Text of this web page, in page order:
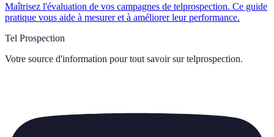
Maîtrisez l'évaluation de vos campagnes de telprospection. Ce guide
pratique vous aide à mesurer et à améliorer leur performance.
Tel Prospection
Votre source d'information pour tout savoir sur telprospection.